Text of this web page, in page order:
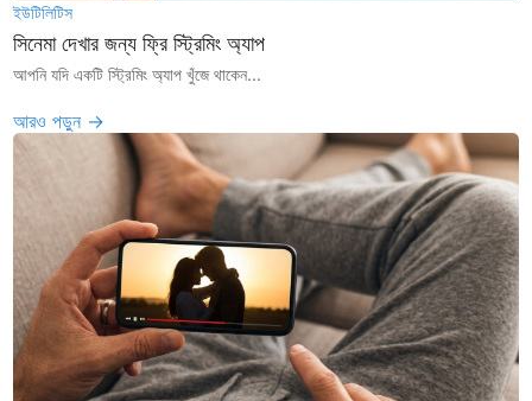
ইউটিলিটিস
সিনেমা দেখার জন্য ফ্রি স্ট্রিমিং অ্যাপ
আপনি যদি একটি স্ট্রিমিং অ্যাপ খুঁজে থাকেন...
আরও পড়ুন →